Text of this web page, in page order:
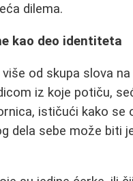
dilema.
kao deo identiteta
od skupa slova
iz koje potiču,
ističući kako
dela sebe može biti